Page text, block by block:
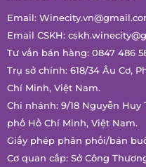
THÔNG TIN LIÊN HỆ
Email:
Email CSKH:
Tư vấn bán hàng:0847 486
Trụ sở chính: 618/34 Âu Cơ,
Chí Minh, Việt Nam.
Chi nhánh: 9/18 Nguyễn Huy